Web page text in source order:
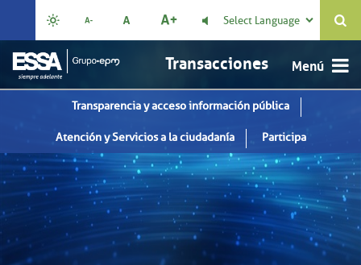
Select Language 
Transacciones
Transparencia y acceso información pública
Atención y Servicios a la ciudadanía Participa